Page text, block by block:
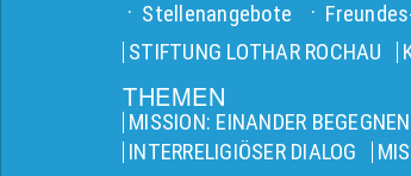
Stellenangebote
STIFTUNG LOTHAR ROCHAU
THEMEN
MISSION: EINANDER BEGEGNEN
INTERRELIGIÖSER DIALOG